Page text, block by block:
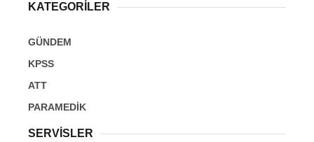
KATEGORİLER
GÜNDEM
KPSS
ATT
PARAMEDİK
SERVİSLER